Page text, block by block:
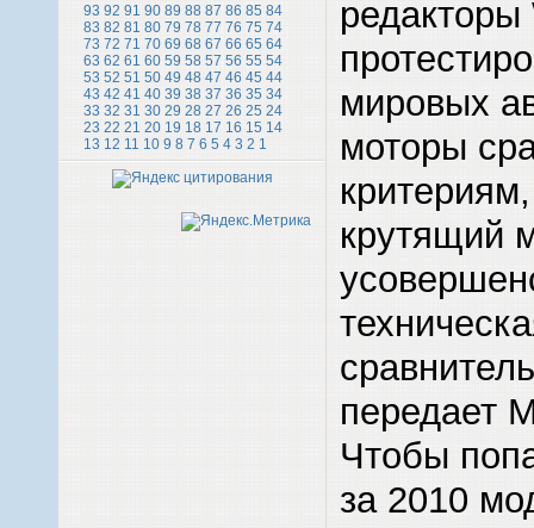
93 92 91 90 89 88 87 86 85 84
83 82 81 80 79 78 77 76 75 74
73 72 71 70 69 68 67 66 65 64
63 62 61 60 59 58 57 56 55 54
53 52 51 50 49 48 47 46 45 44
43 42 41 40 39 38 37 36 35 34
33 32 31 30 29 28 27 26 25 24
23 22 21 20 19 18 17 16 15 14
13 12 11 10 9 8 7 6 5 4 3 2 1
мировых
моторы
крутящий
передает
Чтобы
за 2010